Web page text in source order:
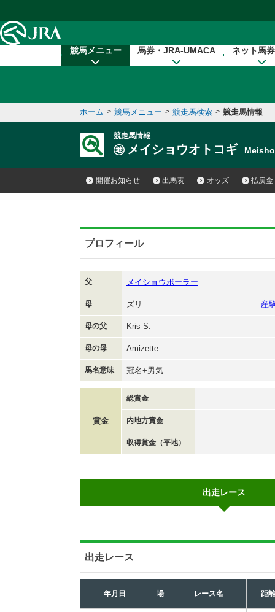
競馬メニュー 馬券・JRA-UMACA ネット馬
ホーム > 競馬メニュー > 競走馬検索 > 競走馬情報
競走馬情報
メイショウオトコギ
開催お知らせ 出馬表 オッズ 払戻金
プロフィール
父 メイショウボーラー
母 ズリ 産
母の父 Kris S.
母の母 Amizette
馬名意味 冠名+男気
賞金
総賞金
内地方賞金
収得賞金（平地）
出走レース
出走レース
年月日 場 レース名 距離